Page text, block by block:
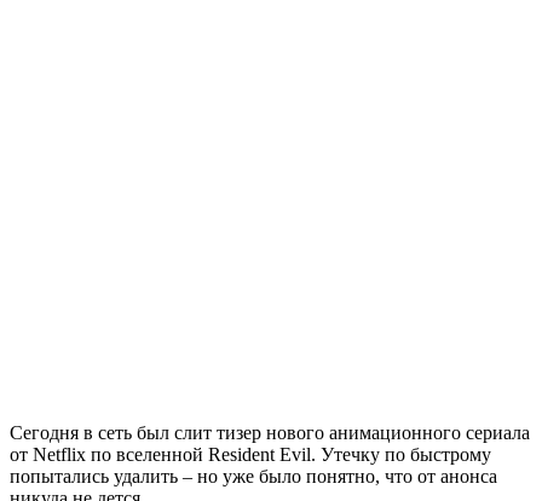
Сегодня в сеть был слит тизер нового анимационного сериала
от Netflix по вселенной Resident Evil. Утечку по быстрому
попытались удалить – но уже было понятно, что от анонса